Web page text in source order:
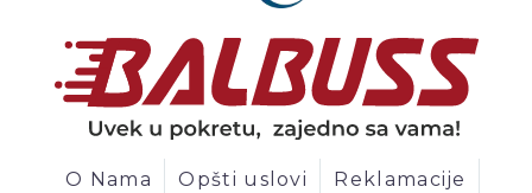
O Nama Opšti uslovi
Reklamacije